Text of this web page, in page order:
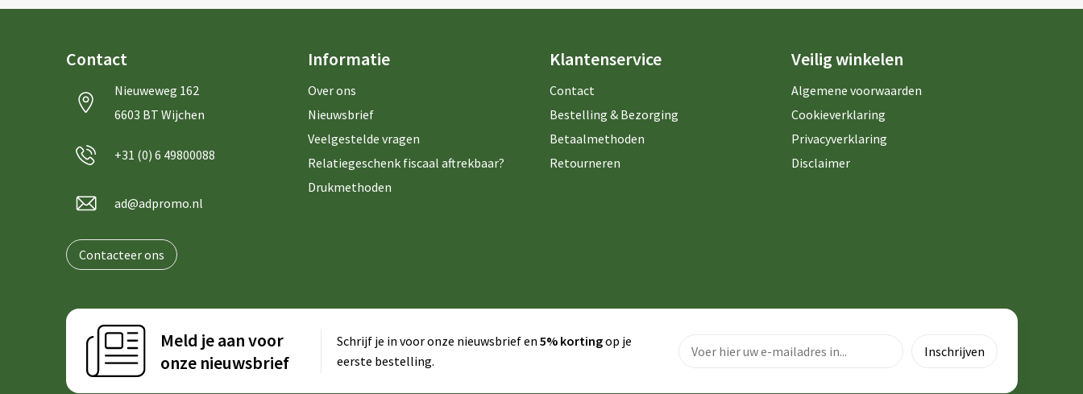
Contact
Nieuweweg 162
6603 BT Wijchen
+31 (0) 6 49800088
ad@adpromo.nl
Contacteer ons
Informatie
Over ons
Nieuwsbrief
Veelgestelde vragen
Relatiegeschenk fiscaal aftrekbaar?
Drukmethoden
Klantenservice
Contact
Bestelling & Bezorging
Betaalmethoden
Retourneren
Veilig winkelen
Algemene voorwaarden
Cookieverklaring
Privacyverklaring
Disclaimer
Meld je aan voor
onze nieuwsbrief
Schrijf je in voor onze nieuwsbrief en 5% kortingop je
eerste bestelling.